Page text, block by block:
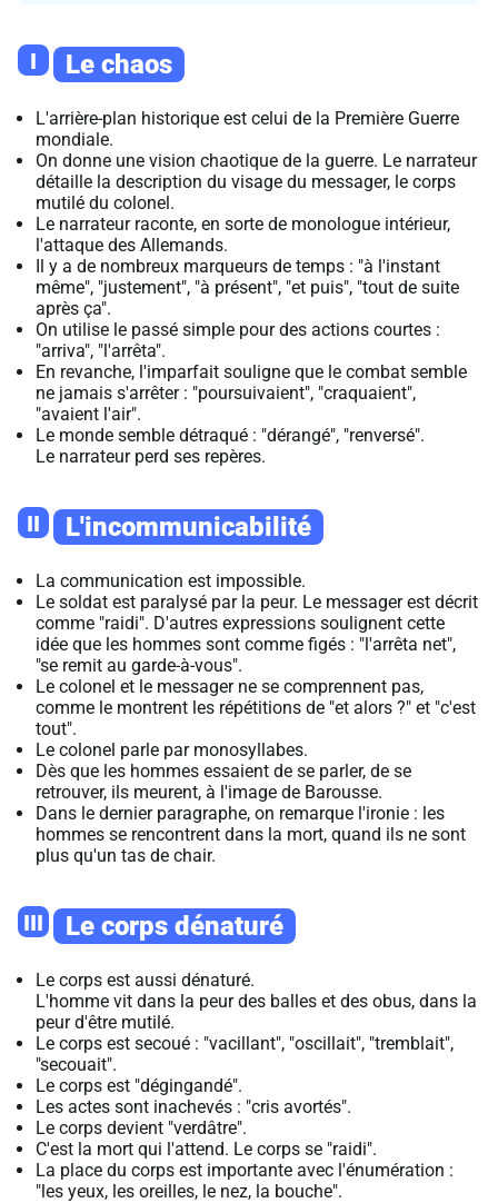
I Le chaos
L'arrière-plan historique est celui de la Première Guerre
mondiale.
On donne une vision chaotique de la guerre. Le narrateur
détaille la description du visage du messager, le corps
mutilé du colonel.
Le narrateur raconte, en sorte de monologue intérieur,
l'attaque des Allemands.
Il y a de nombreux marqueurs de temps : "à l'instant
même", "justement", "à présent", "et puis", "tout de suite
après ça".
On utilise le passé simple pour des actions courtes :
"arriva", "l'arrêta".
En revanche, l'imparfait souligne que le combat semble
ne jamais s'arrêter : "poursuivaient", "craquaient",
"avaient l'air".
Le monde semble détraqué : "dérangé", "renversé".
Le narrateur perd ses repères.
II L'incommunicabilité
La communication est impossible.
Le soldat est paralysé par la peur. Le messager est décrit
comme "raidi". D'autres expressions soulignent cette
idée que les hommes sont comme figés : "l'arrêta net",
"se remit au garde-à-vous".
Le colonel et le messager ne se comprennent pas,
comme le montrent les répétitions de "et alors ?" et "c'est
tout".
Le colonel parle par monosyllabes.
Dès que les hommes essaient de se parler, de se
retrouver, ils meurent, à l'image de Barousse.
Dans le dernier paragraphe, on remarque l'ironie : les
hommes se rencontrent dans la mort, quand ils ne sont
plus qu'un tas de chair.
III Le corps dénaturé
Le corps est aussi dénaturé.
L'homme vit dans la peur des balles et des obus, dans la
peur d'être mutilé.
Le corps est secoué : "vacillant", "oscillait", "tremblait",
"secouait".
Le corps est "dégingandé".
Les actes sont inachevés : "cris avortés".
Le corps devient "verdâtre".
C'est la mort qui l'attend. Le corps se "raidi".
La place du corps est importante avec l'énumération :
"les yeux, les oreilles, le nez, la bouche".